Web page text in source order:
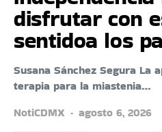
disfrutar con
sentidoa los
Susana Sánchez Segura La
terapia para la miastenia…
NotiCDMX
agosto 6, 2026